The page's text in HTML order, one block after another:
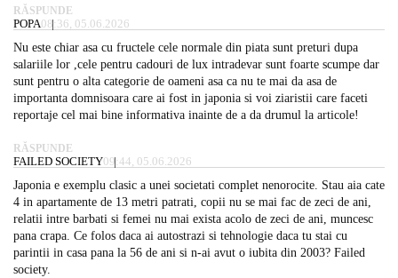
RĂSPUNDE
POPA08:36, 05.06.2026
Nu este chiar asa cu fructele cele normale din piata sunt preturi dupa
salariile lor ,cele pentru cadouri de lux intradevar sunt foarte scumpe dar
sunt pentru o alta categorie de oameni asa ca nu te mai da asa de
importanta domnisoara care ai fost in japonia si voi ziaristii care faceti
reportaje cel mai bine informativa inainte de a da drumul la articole!
RĂSPUNDE
FAILED SOCIETY09:44, 05.06.2026
Japonia e exemplu clasic a unei societati complet nenorocite. Stau aia cate
4 in apartamente de 13 metri patrati, copii nu se mai fac de zeci de ani,
relatii intre barbati si femei nu mai exista acolo de zeci de ani, muncesc
pana crapa. Ce folos daca ai autostrazi si tehnologie daca tu stai cu
parintii in casa pana la 56 de ani si n-ai avut o iubita din 2003? Failed
society.